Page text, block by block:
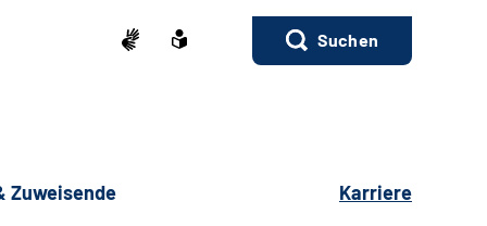
Suchen
Zuweisende Karriere